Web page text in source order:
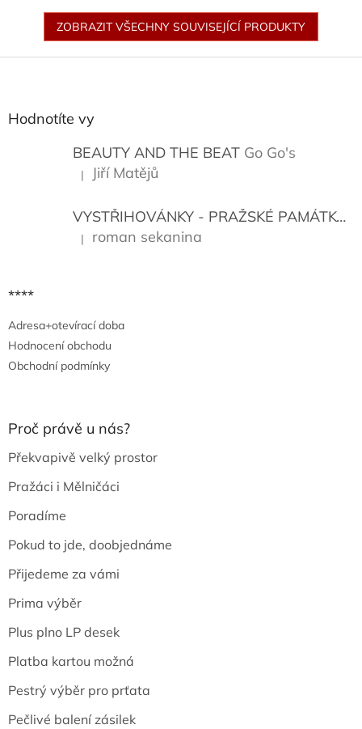
ZOBRAZIT VŠECHNY SOUVISEJÍCÍ PRODUKTY
Hodnotíte vy
BEAUTY AND THE BEAT Go Go's
Hodnocení produktu je 5 z 5 hvězdiček.
| Jiří Matějů
VYSTŘIHOVÁNKY - PRAŽSKÉ PAMÁTKY
Hodnocení produktu je 5 z 5 hvězdiček.
| roman sekanina
****
Adresa+otevírací doba
Hodnocení obchodu
Obchodní podmínky
Proč právě u nás?
Překvapivě velký prostor
Pražáci i Mělničáci
Poradíme
Pokud to jde, doobjednáme
Přijedeme za vámi
Prima výběr
Plus plno LP desek
Platba kartou možná
Pestrý výběr pro prťata
Pečlivé balení zásilek